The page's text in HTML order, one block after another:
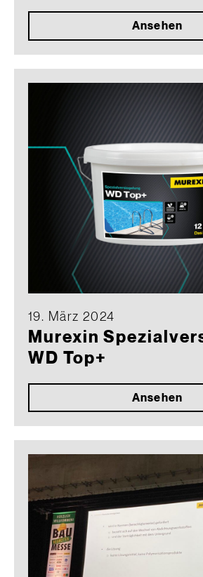
Ansehen
19. März 2024
Murexin
WD Top+
Ansehen